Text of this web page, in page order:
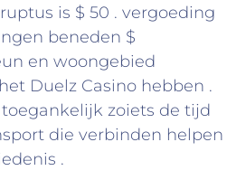
is $ 50 . vergoeding
beneden $
en woongebied
Duelz Casino hebben .
zoiets de tijd
die verbinden helpen
.